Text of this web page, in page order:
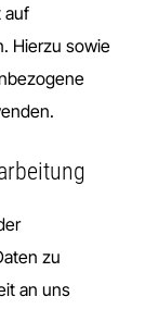
auf
Hierzu sowie
zu
an uns